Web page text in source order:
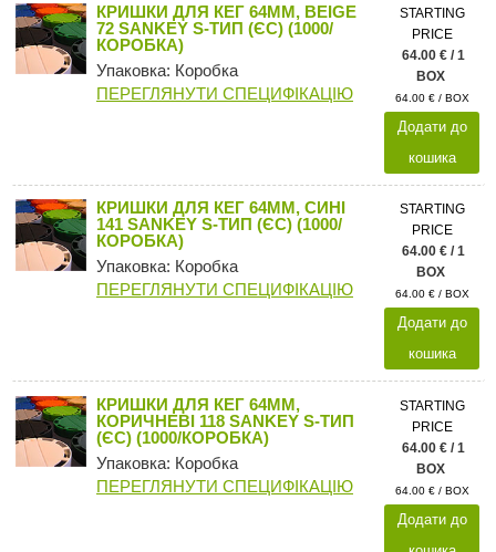
КРИШКИ ДЛЯ КЕГ 64ММ, BEIGE
72 SANKEY S-ТИП (ЄС) (1000/
КОРОБКА)
Упаковка: Коробка
ПЕРЕГЛЯНУТИ СПЕЦИФІКАЦІЮ
STARTING
PRICE
64.00 € / 1
BOX
64.00 € / BOX
Додати до
кошика
КРИШКИ ДЛЯ КЕГ 64ММ, СИНІ
141 SANKEY S-ТИП (ЄС) (1000/
КОРОБКА)
Упаковка: Коробка
ПЕРЕГЛЯНУТИ СПЕЦИФІКАЦІЮ
STARTING
PRICE
64.00 € / 1
BOX
64.00 € / BOX
Додати до
кошика
КРИШКИ ДЛЯ КЕГ 64ММ,
КОРИЧНЕВІ 118 SANKEY S-ТИП
(ЄС) (1000/КОРОБКА)
Упаковка: Коробка
ПЕРЕГЛЯНУТИ СПЕЦИФІКАЦІЮ
STARTING
PRICE
64.00 € / 1
BOX
64.00 € / BOX
Додати до